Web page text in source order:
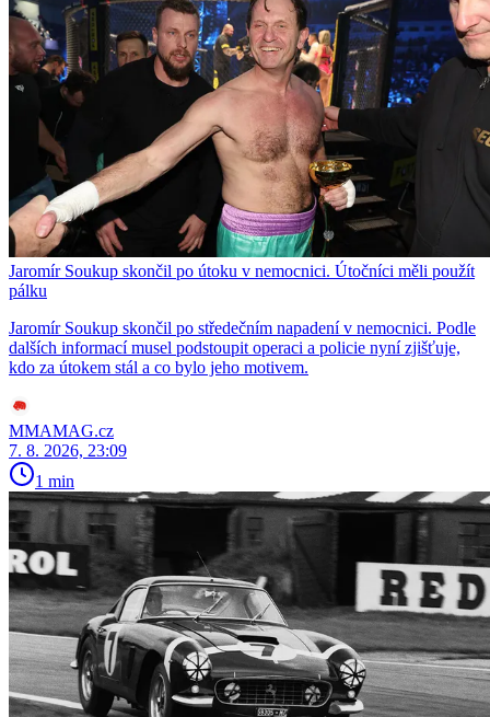
Jaromír Soukup skončil po útoku v nemocnici. Útočníci měli použít
pálku
Jaromír Soukup skončil po středečním napadení v nemocnici. Podle
dalších informací musel podstoupit operaci a policie nyní zjišťuje,
kdo za útokem stál a co bylo jeho motivem.
MMAMAG.cz
7. 8. 2026, 23:09
1 min